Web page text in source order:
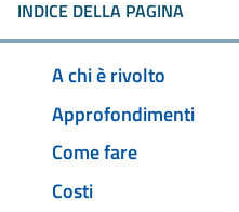
INDICE DELLA PAGINA
A chi è rivolto
Approfondimenti
Come fare
Costi